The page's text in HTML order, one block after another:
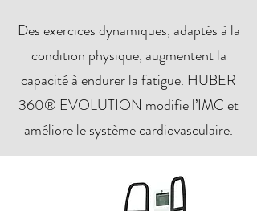
Des exercices dynamiques, adaptés à la
condition physique, augmentent la
capacité à endurer la fatigue. HUBER
360® EVOLUTION modifie l’IMC et
améliore le système cardiovasculaire.